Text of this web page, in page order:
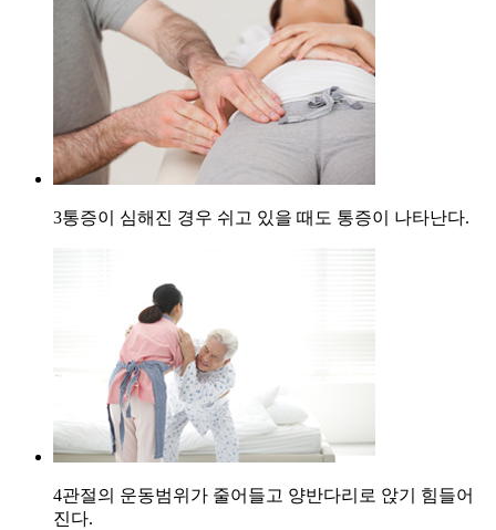
3통증이 심해진 경우 쉬고 있을 때도 통증이 나타난다.
4관절의 운동범위가 줄어들고 양반다리로 앉기 힘들어
진다.